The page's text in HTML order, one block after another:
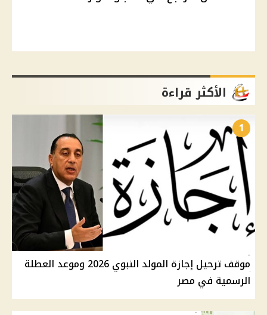
الأكثر قراءة
1
موقف ترحيل إجازة المولد النبوي 2026 وموعد العطلة
الرسمية في مصر